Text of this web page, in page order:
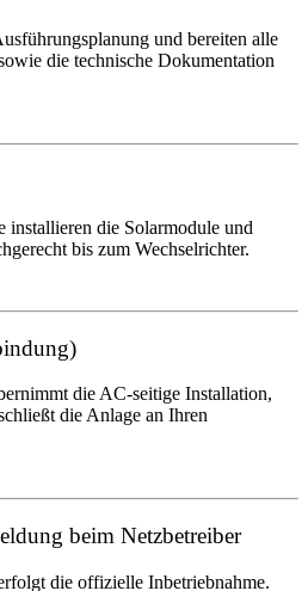
und bereiten alle
die technische Dokumentation
installieren die Solarmodule und
bis zum Wechselrichter.
die AC-seitige Installation,
die Anlage an Ihren
beim Netzbetreiber
die offizielle Inbetriebnahme.